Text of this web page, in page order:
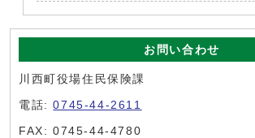
お問い合わせ
川西町役場住民保険課
電話:0745-44-2611
FAX: 0745-44-4780